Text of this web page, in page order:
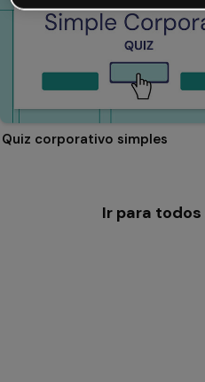
Quiz corporativo simples
Ir para